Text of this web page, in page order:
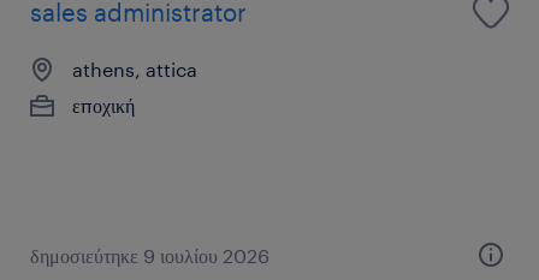
sales administrator
athens, attica
εποχική
δημοσιεύτηκε 9 ιουλίου 2026